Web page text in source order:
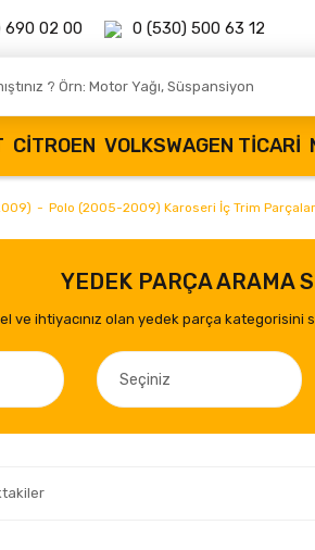
690 02 00 0 (530) 500 63 12
CITROEN VOLKSWAGEN TICARI
Polo (2005-2009) Karoseri İç Trim
YEDEK PARÇA ARAMA
ve ihtiyacınız olan yedek parça kategorisini